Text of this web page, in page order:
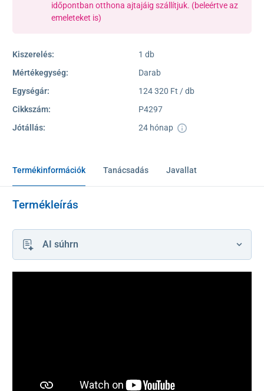
időpontban otthona ajtajáig szállítjuk. (beleértve az
emeleteket is)
Kiszerelés:
1 db
Mértékegység:
Darab
Egységár:
124 320 Ft / db
Cikkszám:
P4297
Jótállás:
24 hónap
Termékinformációk Tanácsadás Javallat
Termékleírás
AI súhrn